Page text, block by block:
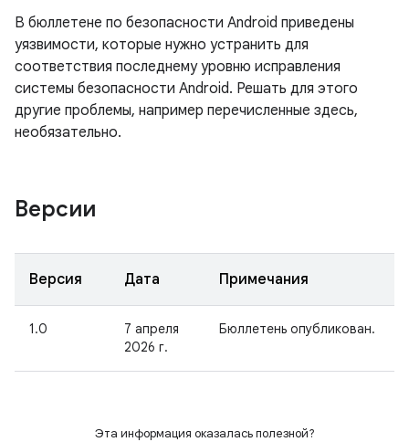
В бюллетене по безопасности Android приведены
уязвимости, которые нужно устранить для
соответствия последнему уровню исправления
системы безопасности Android. Решать для этого
другие проблемы, например перечисленные здесь,
необязательно.
Версии
Версия Дата Примечания
1.0
7 апреля
2026 г.
Бюллетень опубликован.
Эта информация оказалась полезной?